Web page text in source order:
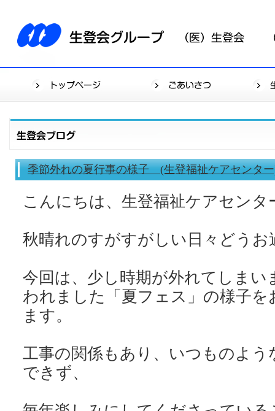
季節外れの夏行事の様子 (生登福祉ケアセンタ
こんにちは、生登福祉ケアセンタ
秋晴れのすがすがしい日々どう
今回は、少し時期が外れてしまい
われました「夏フェス」の様子
ます。
工事の関係もあり、いつものよう
できず、